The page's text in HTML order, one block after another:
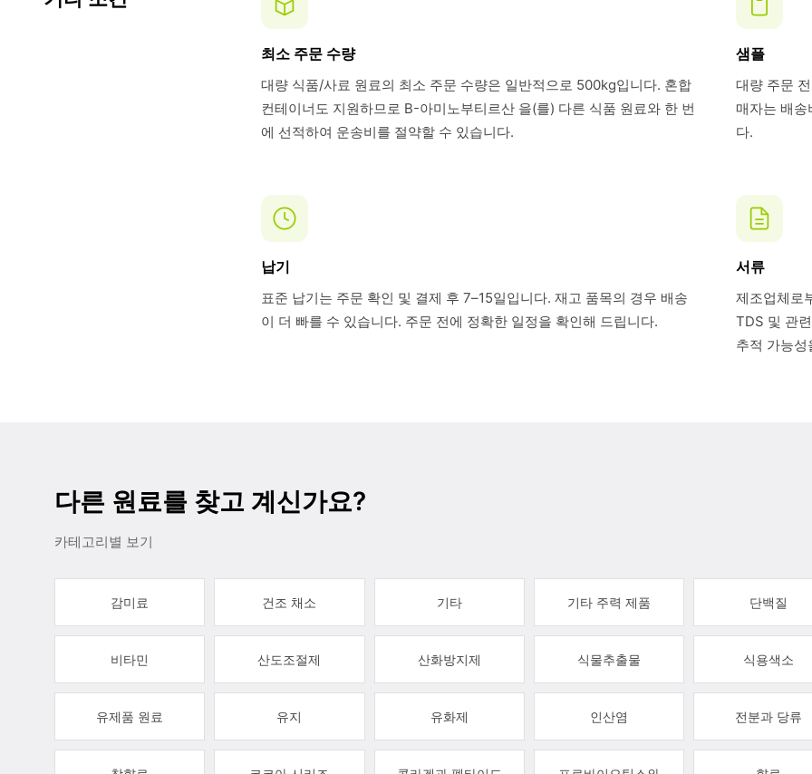
최소 주문 수량
대량 식품/사료 원료의 최소 주문 수량은 일반적으로 500kg입니다. 혼합
컨테이너도 지원하므로 B-아미노부티르산 을(를) 다른 식품 원료와 한 번
에 선적하여 운송비를 절약할 수 있습니다.
샘플
대량 주문
매자는 배
다.
납기
표준 납기는 주문 확인 및 결제 후 7–15일입니다. 재고 품목의 경우 배송
이 더 빠를 수 있습니다. 주문 전에 정확한 일정을 확인해 드립니다.
서류
제조업체로
TDS 및 관
추적 가능
다른 원료를 찾고 계신가요?
카테고리별 보기
감미료 건조 채소 기타 기타 주력 제품 단백질
비타민 산도조절제 산화방지제 식물추출물 식용색소
유제품 원료 유지 유화제 인산염 전분과 당류